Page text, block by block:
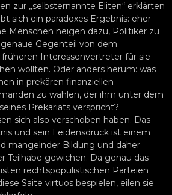
zur „selbsternannte Eliten“ erklärten
sich ein paradoxes Ergebnis: eher
Menschen neigen dazu, Politiker zu
Gegenteil von dem
Interessenvertreter für sie
wollten. Oder anders herum: was
in prekären finanziellen
zu wählen, der ihm unter dem
Prekariats verspricht?
sich also verschoben haben. Das
und sein Leidensdruck ist einem
mangelnder Bildung und daher
Teilhabe gewichen. Da genau das
rechtspopulistischen Parteien
Saite virtuos bespielen, eilen sie